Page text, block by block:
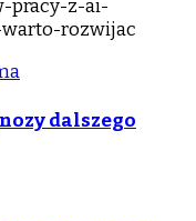
dalszego